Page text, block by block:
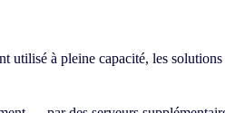
utilisé à pleine capacité, les